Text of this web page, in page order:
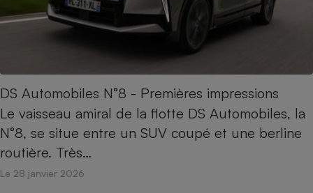
DS Automobiles N°8 - Premières impressions
Le vaisseau amiral de la flotte DS Automobiles, la
N°8, se situe entre un SUV coupé et une berline
routière. Très…
Le 28 janvier 2026